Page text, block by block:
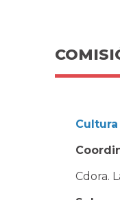
Cultura
Cdora.